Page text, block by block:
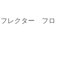
フレクター フロ